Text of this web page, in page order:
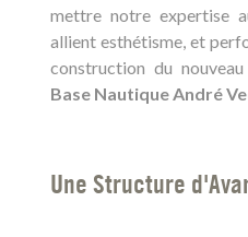
mettre notre expertise
allient esthétisme, et
construction du
Base Nautique André
Une Structure